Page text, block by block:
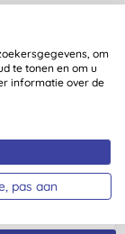
een
om
te tonen en om u
informatie over de
pas aan